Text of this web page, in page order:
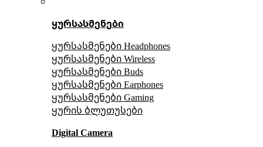
ყურსასმენები
ყურსასმენები Headphones
ყურსასმენები Wireless
ყურსასმენები Buds
ყურსასმენები Earphones
ყურსასმენები Gaming
ყურის ბლუთუსები
Digital Camera